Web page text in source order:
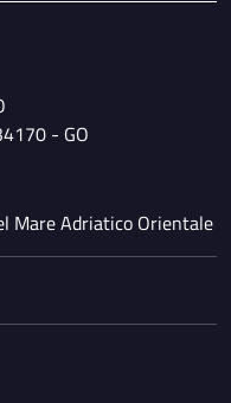
- GO
Mare Adriatico Orientale